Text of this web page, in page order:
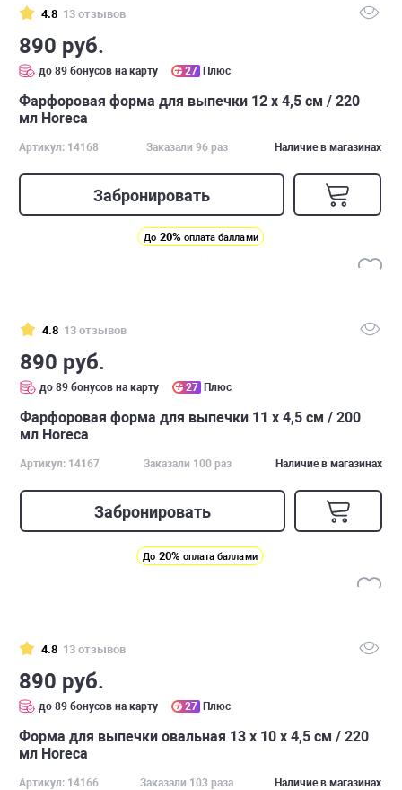
4.8 13 отзывов
890 руб.
до 89 бонусов на карту 27 Плюс
Фарфоровая форма для выпечки 12 х 4,5 см / 220
мл Horeca
Артикул: 14168 Заказали 96 раз Наличие в магазинах
Забронировать
До 20% оплата баллами
4.8 13 отзывов
890 руб.
до 89 бонусов на карту 27 Плюс
Фарфоровая форма для выпечки 11 х 4,5 см / 200
мл Horeca
Артикул: 14167 Заказали 100 раз Наличие в магазинах
Забронировать
До 20% оплата баллами
4.8 13 отзывов
890 руб.
до 89 бонусов на карту 27 Плюс
Форма для выпечки овальная 13 х 10 х 4,5 см / 220
мл Horeca
Артикул: 14166 Заказали 103 раза Наличие в магазинах